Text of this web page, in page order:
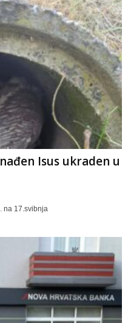
Isus ukraden u
na 17.svibnja